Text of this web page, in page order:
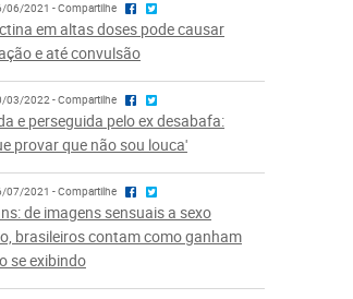
06/2021 - Compartilhe
em altas doses pode causar
e até convulsão
03/2022 - Compartilhe
e perseguida pelo ex desabafa:
provar que não sou louca'
07/2021 - Compartilhe
de imagens sensuais a sexo
brasileiros contam como ganham
se exibindo